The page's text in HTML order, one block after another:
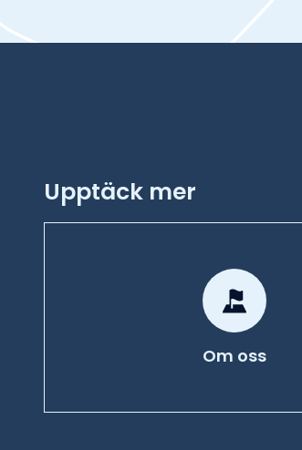
vandrar genom
finns ståndplatser
Upptäck mer
Om oss